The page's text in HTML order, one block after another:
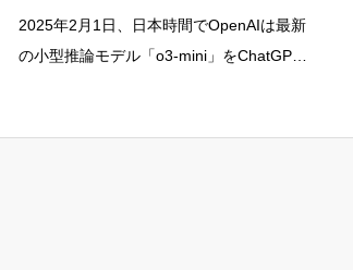
2025年2月1日、日本時間でOpenAIは最新
の小型推論モデル「o3-mini」をChatGPT